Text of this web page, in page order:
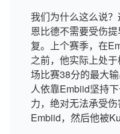
我们为什么这么说？
恩比德不需要受伤
复。上个赛季，在
之前，他实际上处
场比赛38分的最大
人依靠Embiid坚持
力，绝对无法承受
Embiid，然后他被